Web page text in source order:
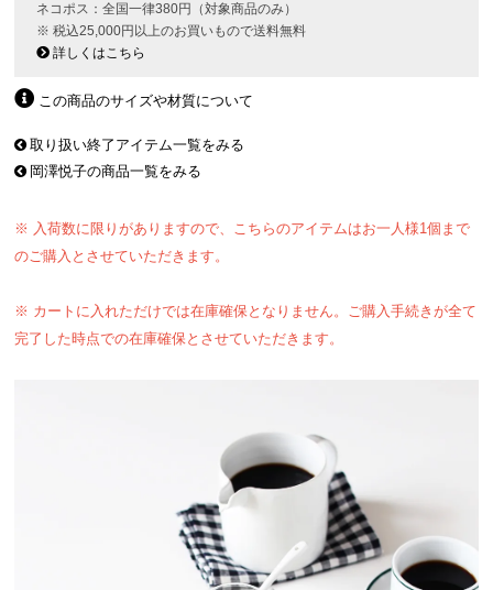
ネコポス：全国一律380円（対象商品のみ）
※ 税込25,000円以上のお買いもので送料無料
詳しくはこちら
この商品のサイズや材質について
取り扱い終了アイテム一覧をみる
岡澤悦子の商品一覧をみる
※ 入荷数に限りがありますので、こちらのアイテムはお一人様1個まで
のご購入とさせていただきます。
※ カートに入れただけでは在庫確保となりません。ご購入手続きが全て
完了した時点での在庫確保とさせていただきます。